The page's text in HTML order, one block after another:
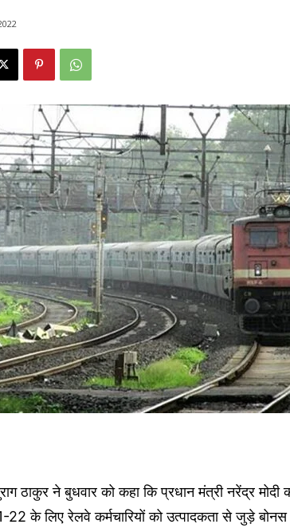
ठाकुर ने बुधवार को कहा कि प्रधान मंत्री नरेंद्र मोदी
22 के लिए रेलवे कर्मचारियों को उत्पादकता से जुड़े